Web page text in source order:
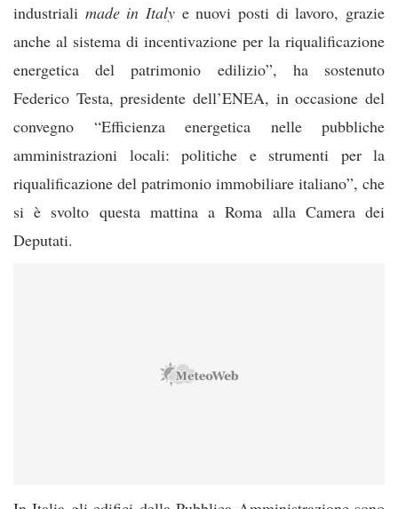
industriali made in Italy e nuovi posti di lavoro, grazie
anche al sistema di incentivazione per la riqualificazione
energetica del patrimonio edilizio”, ha sostenuto
Federico Testa, presidente dell’ENEA, in occasione del
convegno “Efficienza energetica nelle pubbliche
amministrazioni locali: politiche e strumenti per la
riqualificazione del patrimonio immobiliare italiano”, che
si è svolto questa mattina a Roma alla Camera dei
Deputati.